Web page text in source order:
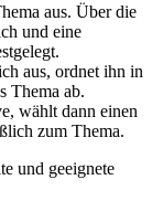
aus. Über die
und eine
aus, ordnet ihn in
Thema ab.
wählt dann einen
zum Thema.
und geeignete